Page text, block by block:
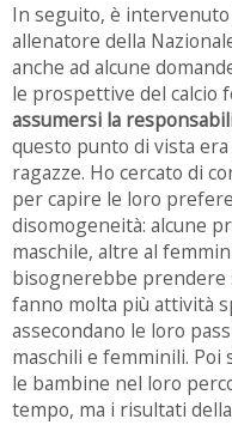
In seguito, è intervenuto
allenatore della
anche ad alcune
le prospettive del calcio
assumersi la
questo punto di vista
ragazze. Ho cercato di
per capire le loro
disomogeneità: alcune
maschile, altre al
bisognerebbe prendere
fanno molta più attività
assecondano le loro
maschili e femminili. Poi
le bambine nel loro
tempo, ma i risultati